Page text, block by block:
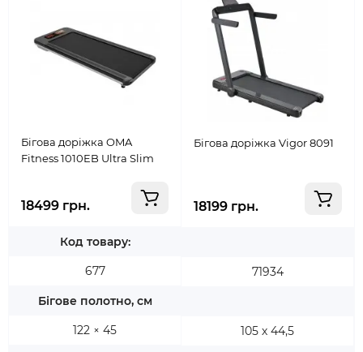
Бігова доріжка OMA
Fitness 1010EB Ultra Slim
18499 грн.
Код товару:
677
Бігове полотно, см
122 × 45
Бігова доріжка Vigor 8091
18199 грн.
71934
105 х 44,5